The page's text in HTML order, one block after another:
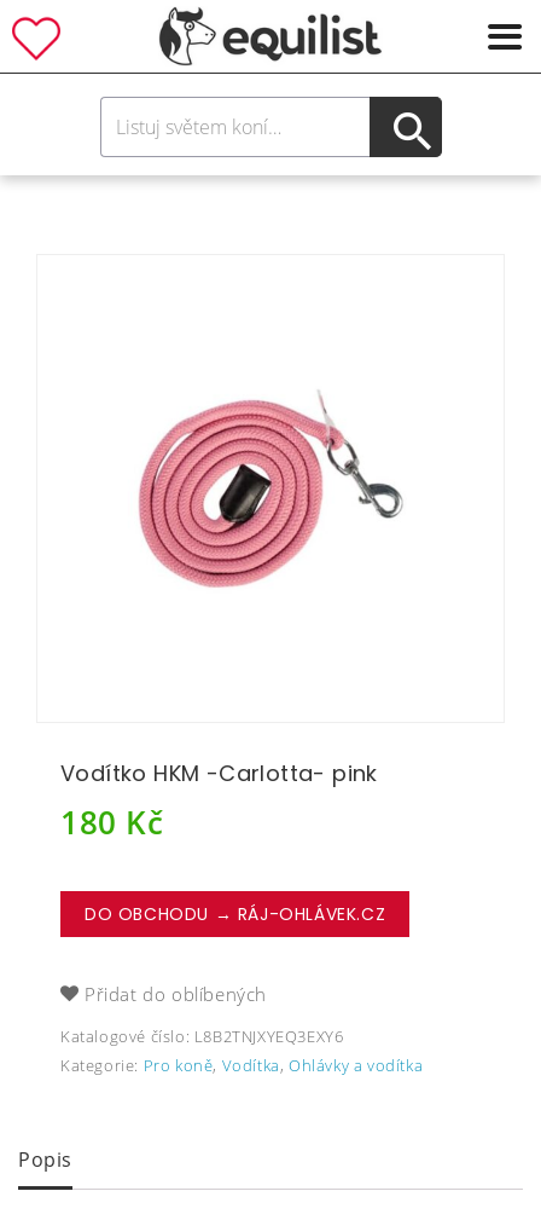
Vodítko HKM -Carlotta- pink
180 Kč
DO OBCHODU → RÁJ-OHLÁVEK.CZ
Přidat do oblíbených
Katalogové číslo: L8B2TNJXYEQ3EXY6
Kategorie: Pro koně, Vodítka,Ohlávky a vodítka
Popis